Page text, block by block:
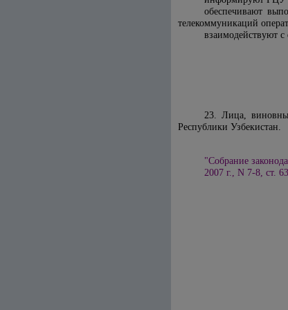
обеспечивают
телекоммуникаций
взаимодействуют с
23. Лица,
Республики Узбекистан.
"Собрание
2007 г., N 7-8, ст. 63